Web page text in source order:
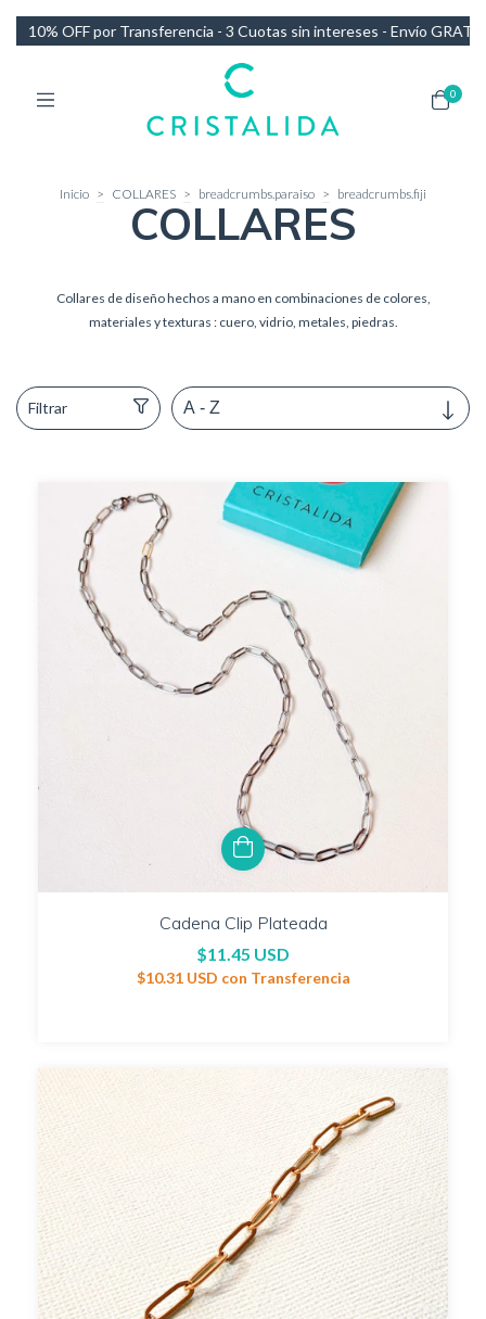
sin intereses - Envío GRATIS en compras de más de $140.000
0
Inicio > COLLARES > breadcrumbs.paraiso > breadcrumbs.fiji
COLLARES
Collares de diseño hechos a mano en combinaciones de colores,
materiales y texturas : cuero, vidrio, metales, piedras.
Filtrar
Cadena Clip Plateada
$11.45 USD
$10.31 USD con Transferencia